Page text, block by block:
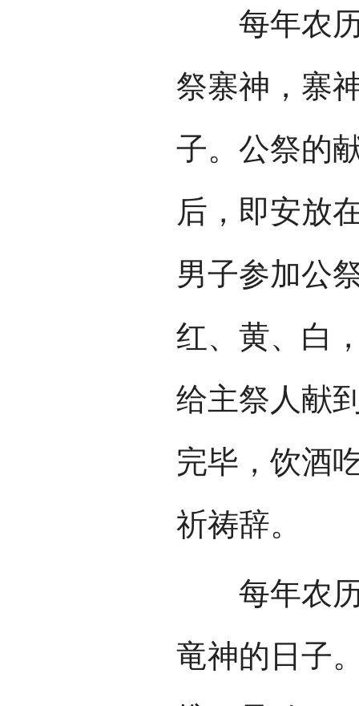
每年农历
祭寨神，寨
子。公祭的
后，即安放
男子参加公
红、黄、白
给主祭人献
完毕，饮酒
祈祷辞。
每年农历
竜神的日子